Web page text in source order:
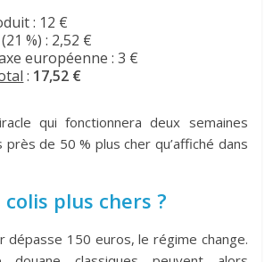
: 12 €
%) : 2,52 €
européenne : 3 €
: 17,52 €
qui fonctionnera deux semaines
de 50 % plus cher qu’affiché dans
plus chers ?
dépasse 150 euros, le régime change.